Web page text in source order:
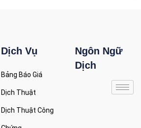
Dịch Vụ
Bảng Báo Giá
Dịch Thuật
Dịch Thuật Công
Ngôn Ngữ
Dịch